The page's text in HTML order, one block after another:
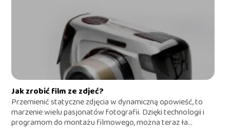
Jak zrobić film ze zdjeć?
Przemienić statyczne zdjęcia w dynamiczną opowieść, to
marzenie wielu pasjonatów fotografii. Dzięki technologii i
programom do montażu filmowego, można teraz ła...